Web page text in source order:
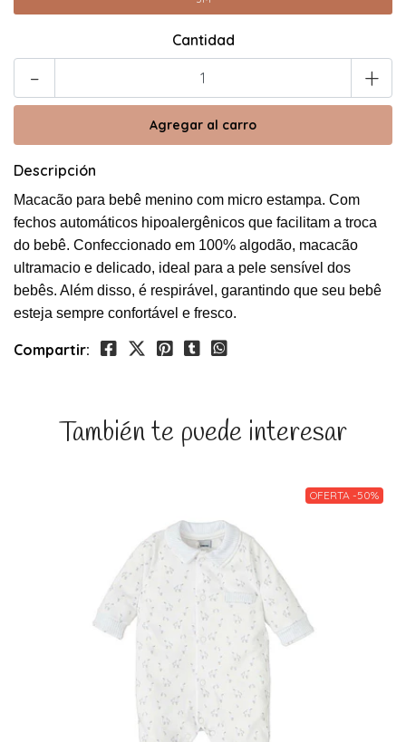
Cantidad
- +
Descripción
Macacão para bebê menino com micro estampa. Com
fechos automáticos hipoalergênicos que facilitam a troca
do bebê. Confeccionado em 100% algodão, macacão
ultramacio e delicado, ideal para a pele sensível dos
bebês. Além disso, é respirável, garantindo que seu bebê
esteja sempre confortável e fresco.
Compartir:
También te puede interesar
OFERTA -50%